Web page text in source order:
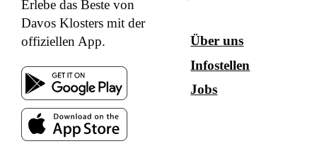
Erlebe das Beste von
Davos Klosters mit der
offiziellen App.
Über uns
Infostellen
Jobs